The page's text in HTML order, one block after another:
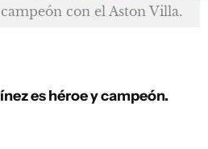
con el Aston Villa.
es héroe y campeón.